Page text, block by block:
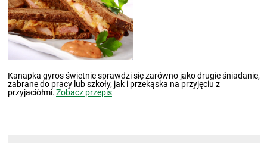
Kanapka gyros świetnie sprawdzi się zarówno jako drugie śniadanie,
zabrane do pracy lub szkoły, jak i przekąska na przyjęciu z
przyjaciółmi.Zobacz przepis